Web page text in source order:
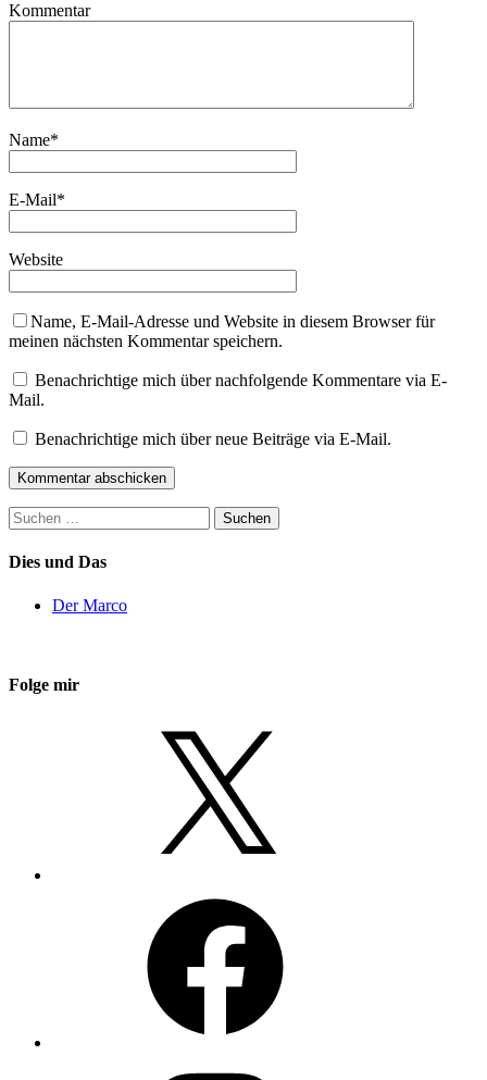
Kommentar
Name*
E-Mail*
Website
Name, E-Mail-Adresse und Website in diesem Browser für
meinen nächsten Kommentar speichern.
Benachrichtige mich über nachfolgende Kommentare via E-
Mail.
Benachrichtige mich über neue Beiträge via E-Mail.
Suchen
nach:
Dies und Das
Der Marco
Folge mir